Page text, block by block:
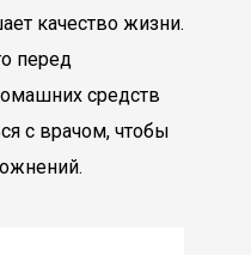
качество жизни.
перед
средств
с врачом, чтобы